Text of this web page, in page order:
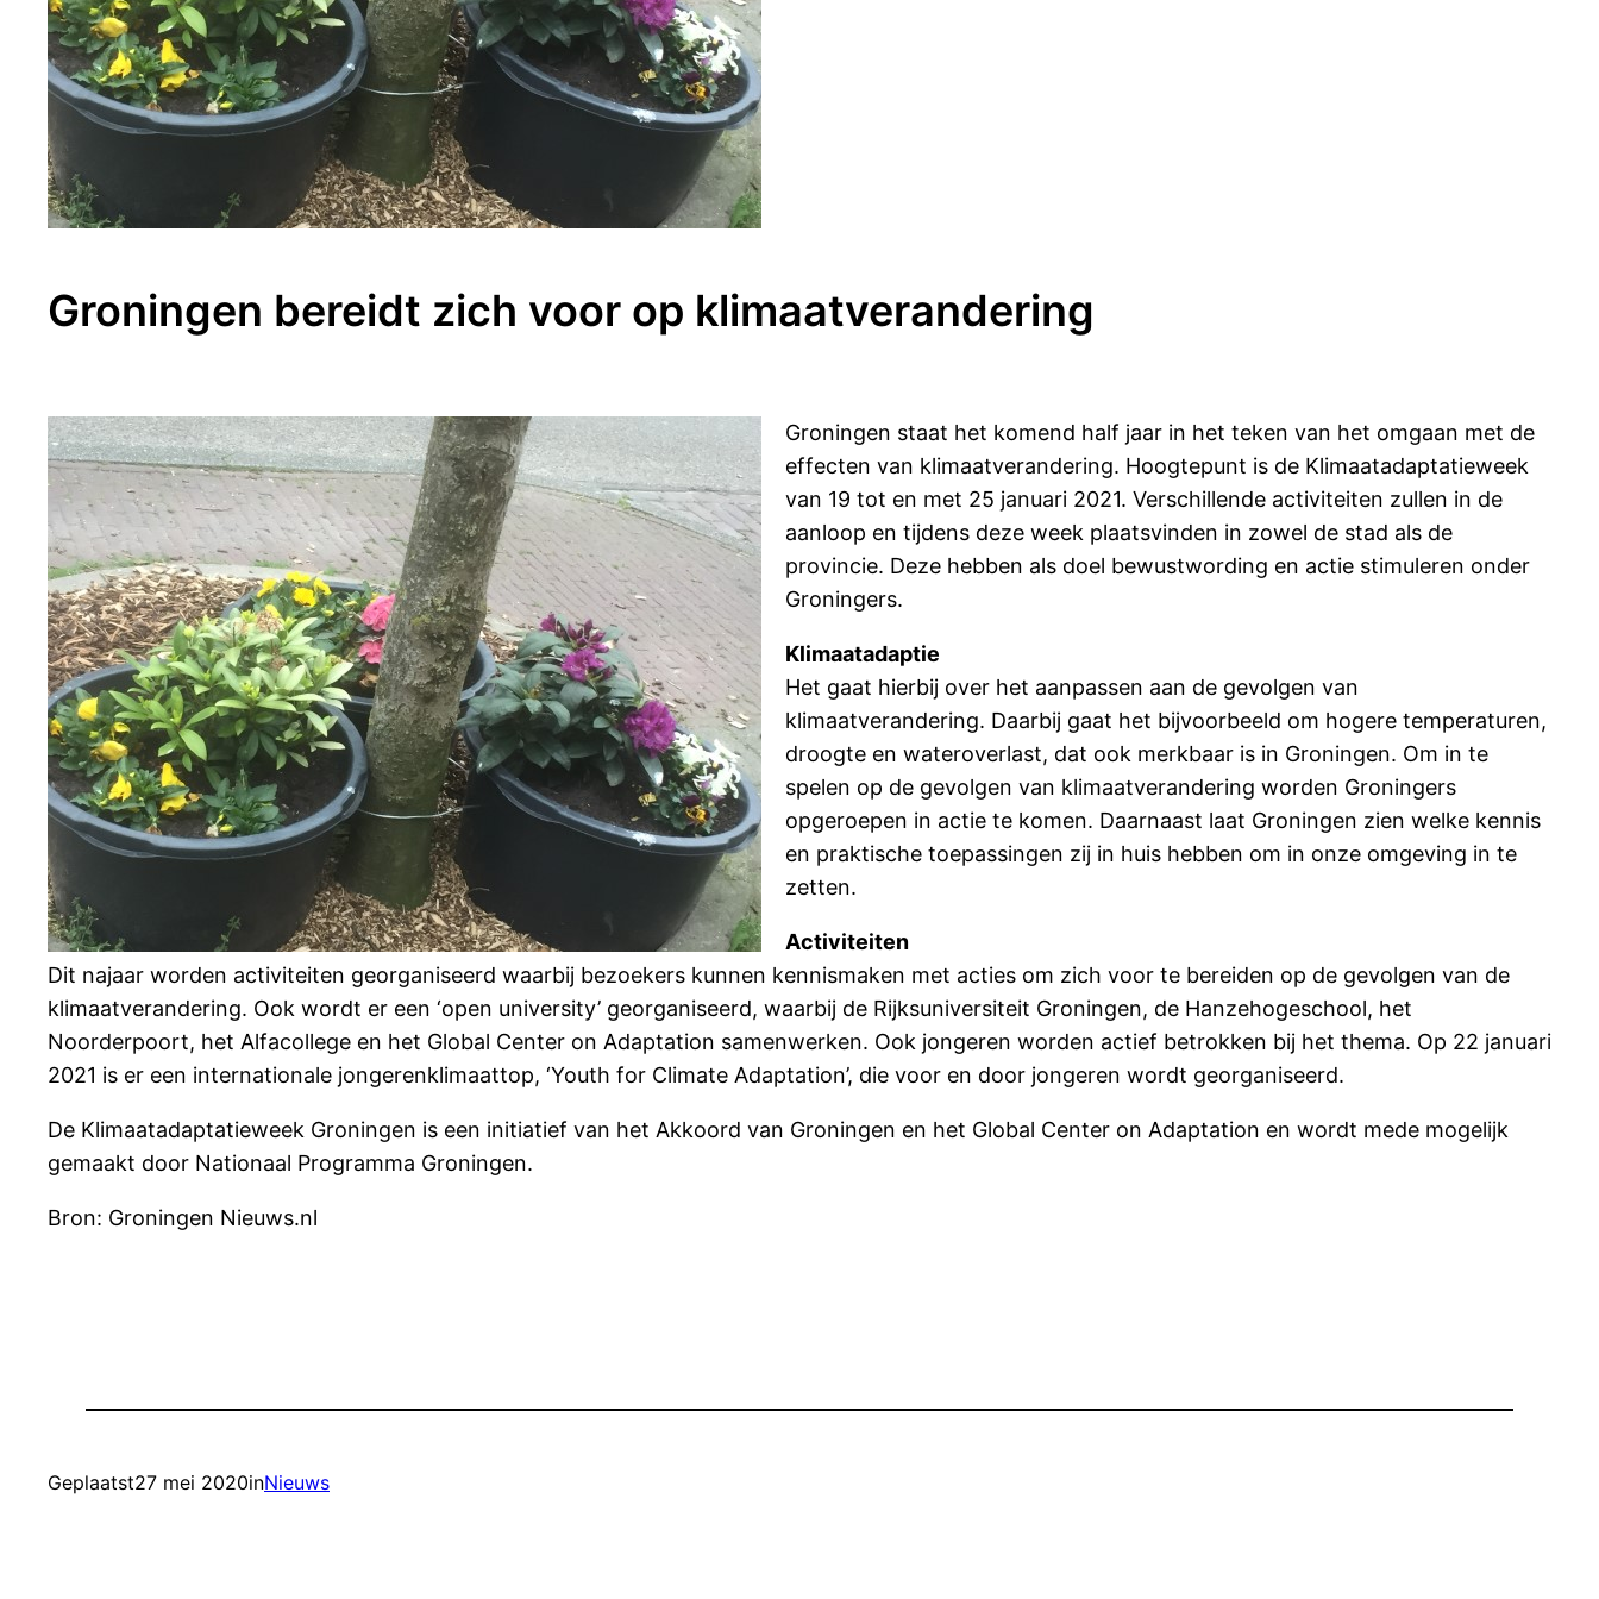
Groningen bereidt zich voor op klimaatverandering
Groningen staat het komend half jaar in het teken van het omgaan met de
effecten van klimaatverandering. Hoogtepunt is de Klimaatadaptatieweek
van 19 tot en met 25 januari 2021. Verschillende activiteiten zullen in de
aanloop en tijdens deze week plaatsvinden in zowel de stad als de
provincie. Deze hebben als doel bewustwording en actie stimuleren onder
Groningers.
Klimaatadaptie
Het gaat hierbij over het aanpassen aan de gevolgen van
klimaatverandering. Daarbij gaat het bijvoorbeeld om hogere temperaturen,
droogte en wateroverlast, dat ook merkbaar is in Groningen. Om in te
spelen op de gevolgen van klimaatverandering worden Groningers
opgeroepen in actie te komen. Daarnaast laat Groningen zien welke kennis
en praktische toepassingen zij in huis hebben om in onze omgeving in te
zetten.
Activiteiten
Dit najaar worden activiteiten georganiseerd waarbij bezoekers kunnen kennismaken met acties om zich voor te bereiden op de gevolgen van de
klimaatverandering. Ook wordt er een ‘open university’ georganiseerd, waarbij de Rijksuniversiteit Groningen, de Hanzehogeschool, het
Noorderpoort, het Alfacollege en het Global Center on Adaptation samenwerken. Ook jongeren worden actief betrokken bij het thema. Op 22 januari
2021 is er een internationale jongerenklimaattop, ‘Youth for Climate Adaptation’, die voor en door jongeren wordt georganiseerd.
De Klimaatadaptatieweek Groningen is een initiatief van het Akkoord van Groningen en het Global Center on Adaptation en wordt mede mogelijk
gemaakt door Nationaal Programma Groningen.
Bron: Groningen Nieuws.nl
Geplaatst27 mei 2020inNieuws